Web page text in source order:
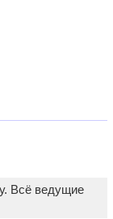
Всё ведущие